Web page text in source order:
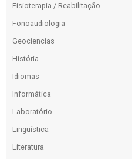
Fisioterapia / Reabilitação
Fonoaudiologia
Geociencias
História
Idiomas
Informática
Laboratório
Linguística
Literatura